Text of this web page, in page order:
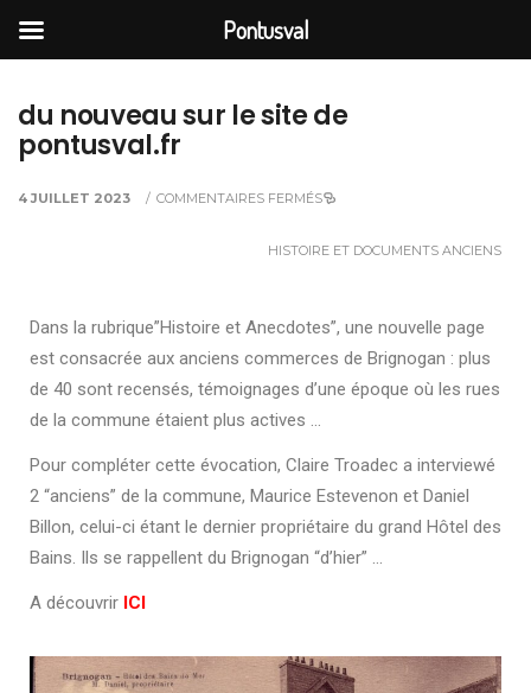
du nouveau sur le site de
pontusval.fr
4 JUILLET 2023 / COMMENTAIRES FERMÉS
HISTOIRE ET DOCUMENTS ANCIENS
Dans la rubrique”Histoire et Anecdotes”, une nouvelle page
est consacrée aux anciens commerces de Brignogan : plus
de 40 sont recensés, témoignages d’une époque où les rues
de la commune étaient plus actives …
Pour compléter cette évocation, Claire Troadec a interviewé
2 “anciens” de la commune, Maurice Estevenon et Daniel
Billon, celui-ci étant le dernier propriétaire du grand Hôtel des
Bains. Ils se rappellent du Brignogan “d’hier” …
A découvrir ICI
Pontusval